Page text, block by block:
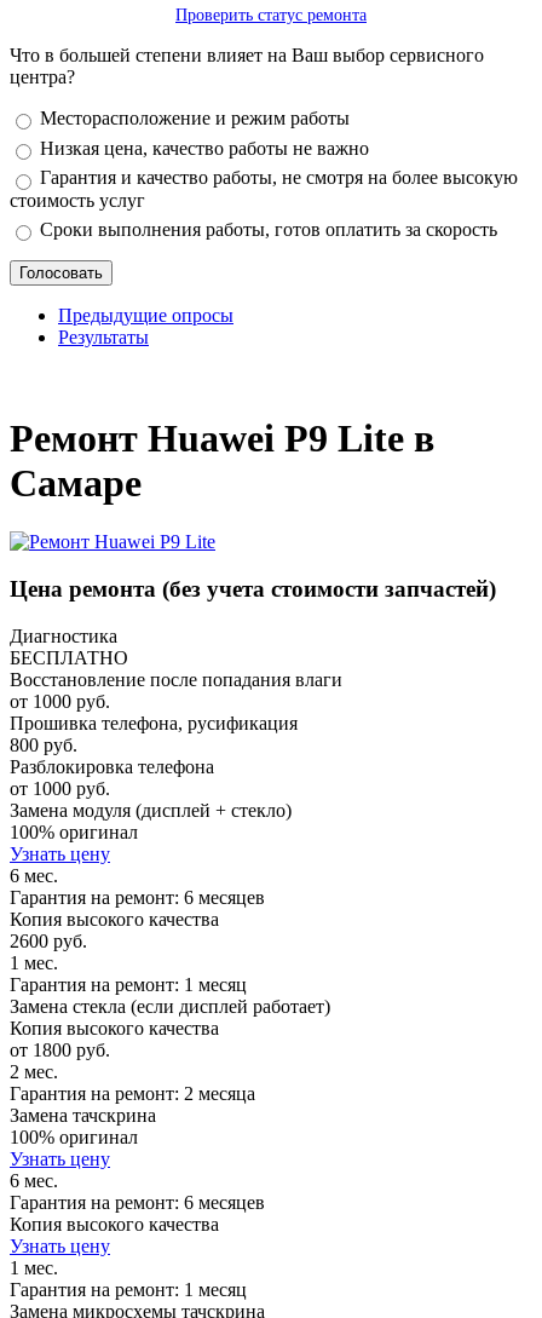
Проверить статус ремонта
Что в большей степени влияет на Ваш выбор сервисного
центра?
Варианты
Месторасположение и режим работы
Низкая цена, качество работы не важно
Гарантия и качество работы, не смотря на более высокую
стоимость услуг
Сроки выполнения работы, готов оплатить за скорость
Предыдущие опросы
Результаты
Ремонт Huawei P9 Lite в
Самаре
Цена ремонта (без учета стоимости запчастей)
Диагностика
БЕСПЛАТНО
Восстановление после попадания влаги
от 1000 руб.
Прошивка телефона, русификация
800 руб.
Разблокировка телефона
от 1000 руб.
Замена модуля (дисплей + стекло)
100% оригинал
Узнать цену
6 мес.
Гарантия на ремонт: 6 месяцев
Копия высокого качества
2600 руб.
1 мес.
Гарантия на ремонт: 1 месяц
Замена стекла (если дисплей работает)
Копия высокого качества
от 1800 руб.
2 мес.
Гарантия на ремонт: 2 месяца
Замена тачскрина
100% оригинал
Узнать цену
6 мес.
Гарантия на ремонт: 6 месяцев
Копия высокого качества
Узнать цену
1 мес.
Гарантия на ремонт: 1 месяц
Замена микросхемы тачскрина